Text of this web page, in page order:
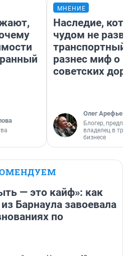
МНЕНИЕ
Наследие,
чудом не
транспортный
разнес миф о
советских
Олег Арефьев
Блогер,
владелец в
бизнесе
— это кайф»: как
Барнаула завоевала
по